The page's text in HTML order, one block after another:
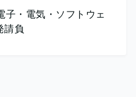
子・電気・ソフトウェ
請負